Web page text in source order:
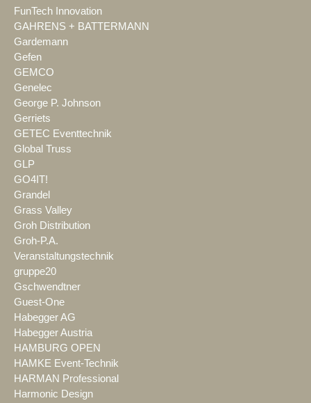
FunTech Innovation
GAHRENS + BATTERMANN
Gardemann
Gefen
GEMCO
Genelec
George P. Johnson
Gerriets
GETEC Eventtechnik
Global Truss
GLP
GO4IT!
Grandel
Grass Valley
Groh Distribution
Groh-P.A.
Veranstaltungstechnik
gruppe20
Gschwendtner
Guest-One
Habegger AG
Habegger Austria
HAMBURG OPEN
HAMKE Event-Technik
HARMAN Professional
Harmonic Design